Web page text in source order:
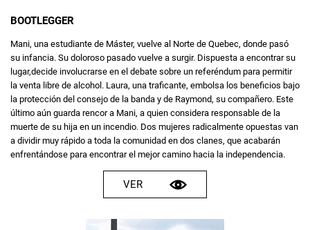
BOOTLEGGER
Mani, una estudiante de Máster, vuelve al Norte de Quebec, donde pasó
su infancia. Su doloroso pasado vuelve a surgir. Dispuesta a encontrar su
lugar,decide involucrarse en el debate sobre un referéndum para permitir
la venta libre de alcohol. Laura, una traficante, embolsa los beneficios bajo
la protección del consejo de la banda y de Raymond, su compañero. Este
último aún guarda rencor a Mani, a quien considera responsable de la
muerte de su hija en un incendio. Dos mujeres radicalmente opuestas van
a dividir muy rápido a toda la comunidad en dos clanes, que acabarán
enfrentándose para encontrar el mejor camino hacia la independencia.
VER